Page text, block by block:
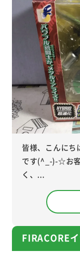
皆様、こんに
です(^_-)-☆お
く、...
FIRACORE